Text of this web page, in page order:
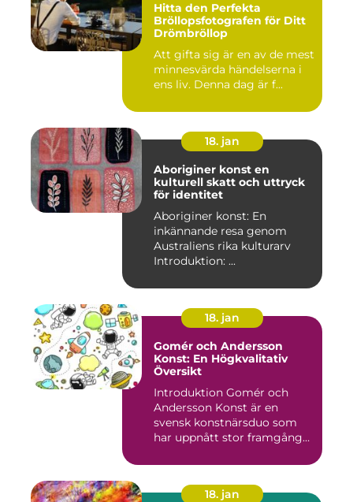
Hitta den Perfekta
Bröllopsfotografen för Ditt
Drömbröllop
Att gifta sig är en av de mest
minnesvärda händelserna i
ens liv. Denna dag är f...
18. jan
Aboriginer konst en
kulturell skatt och uttryck
för identitet
Aboriginer konst: En
inkännande resa genom
Australiens rika kulturarv
Introduktion: ...
18. jan
Gomér och Andersson
Konst: En Högkvalitativ
Översikt
Introduktion Gomér och
Andersson Konst är en
svensk konstnärsduo som
har uppnått stor framgång
18. jan